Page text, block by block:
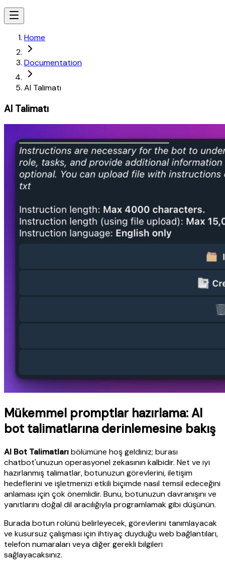
Home
Documentation
AI Talimatı
AI Talimatı
Mükemmel promptlar hazırlama: AI
bot talimatlarına derinlemesine bakış
AI Bot Talimatlarıbölümüne hoş geldiniz; burası
chatbot'unuzun operasyonel zekasının kalbidir. Net ve iyi
hazırlanmış talimatlar, botunuzun görevlerini, iletişim
hedeflerini ve işletmenizi etkili biçimde nasıl temsil edeceğini
anlaması için çok önemlidir. Bunu, botunuzun davranışını ve
yanıtlarını doğal dil aracılığıyla programlamak gibi düşünün.
Burada botun rolünü belirleyecek, görevlerini tanımlayacak
ve kusursuz çalışması için ihtiyaç duyduğu web bağlantıları,
telefon numaraları veya diğer gerekli bilgileri
sağlayacaksınız.